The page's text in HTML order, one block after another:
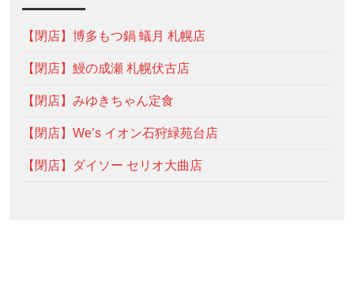
【閉店】博多もつ鍋 蟻月 札幌店
【閉店】鰻の成瀬 札幌伏古店
【閉店】みゆきちゃん定食
【閉店】We’s イオン石狩緑苑台店
【閉店】ダイソー セリオ大曲店